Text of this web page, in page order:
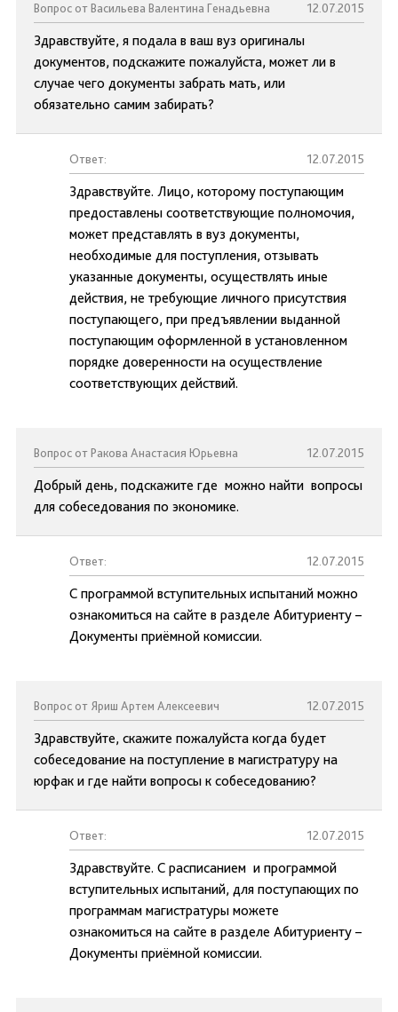
Вопрос от Васильева Валентина Генадьевна 12.07.2015
Здравствуйте, я подала в ваш вуз оригиналы
документов, подскажите пожалуйста, может ли в
случае чего документы забрать мать, или
обязательно самим забирать?
Ответ: 12.07.2015
Здравствуйте. Лицо, которому поступающим
предоставлены соответствующие полномочия,
может представлять в вуз документы,
необходимые для поступления, отзывать
указанные документы, осуществлять иные
действия, не требующие личного присутствия
поступающего, при предъявлении выданной
поступающим оформленной в установленном
порядке доверенности на осуществление
соответствующих действий.
Вопрос от Ракова Анастасия Юрьевна 12.07.2015
Добрый день, подскажите где можно найти вопросы
для собеседования по экономике.
Ответ: 12.07.2015
С программой вступительных испытаний можно
ознакомиться на сайте в разделе Абитуриенту –
Документы приёмной комиссии.
Вопрос от Яриш Артем Алексеевич 12.07.2015
Здравствуйте, скажите пожалуйста когда будет
собеседование на поступление в магистратуру на
юрфак и где найти вопросы к собеседованию?
Ответ: 12.07.2015
Здравствуйте. С расписанием и программой
вступительных испытаний, для поступающих по
программам магистратуры можете
ознакомиться на сайте в разделе Абитуриенту –
Документы приёмной комиссии.